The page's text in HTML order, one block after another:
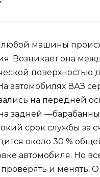
любой машины
Возникает она
поверхностью
автомобилях ВАЗ
на передней
задней
срок службы за
около 30 %
автомобиля. Но
и менять. О